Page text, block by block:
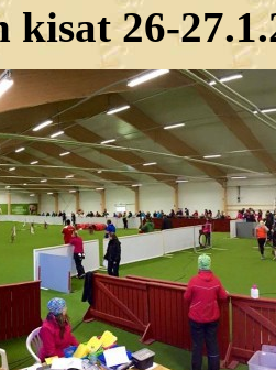
kisat 26-